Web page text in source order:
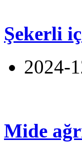
Şekerli
2024-
Mide